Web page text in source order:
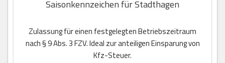
Saisonkennzeichen für Stadthagen
Zulassung für einen festgelegten Betriebszeitraum
nach § 9 Abs. 3 FZV. Ideal zur anteiligen Einsparung von
Kfz-Steuer.